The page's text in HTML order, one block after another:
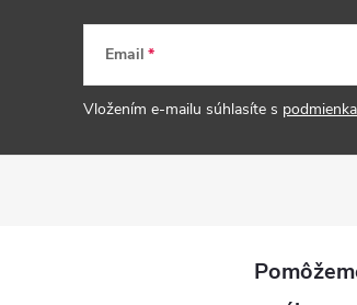
Email
Vložením e-mailu súhlasíte s